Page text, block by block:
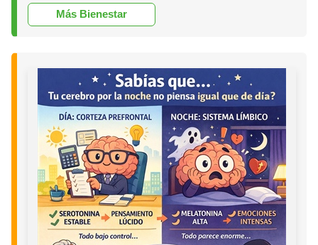
Más Bienestar